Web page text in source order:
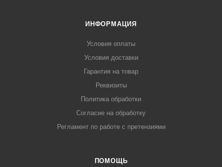
ИНФОРМАЦИЯ
Условия оплаты
Условия доставки
Гарантия на товар
Реквизиты
Политика обработки
Согласие на обработку
Регламент по работе с претензиями
ПОМОЩЬ